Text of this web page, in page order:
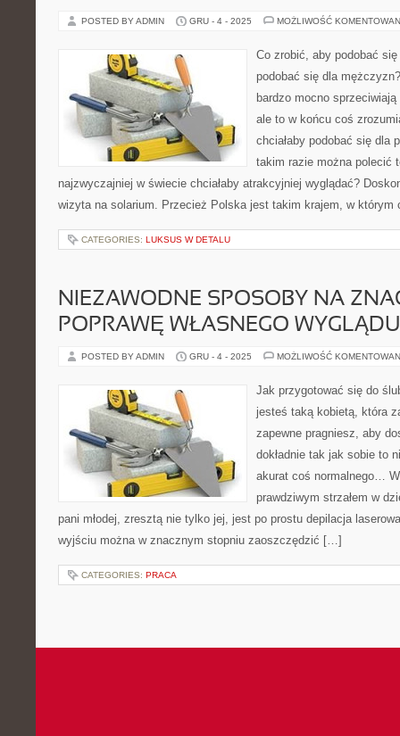
POSTED BY ADMIN GRU - 4 - 2025 MOŻLIWOŚĆ
Co zrobić, aby podobać
podobać się dla
bardzo mocno
ale to w końcu coś
chciałaby podobać się dla
takim razie można polecić
najzwyczajniej w świecie chciałaby atrakcyjniej wyglądać?
wizyta na solarium. Przecież Polska jest takim krajem, w
CATEGORIES: LUKSUS W DETALU
NIEZAWODNE SPOSOBY NA
POPRAWĘ WŁASNEGO WYGLĄDU
POSTED BY ADMIN GRU - 4 - 2025 MOŻLIWOŚĆ
Jak przygotować się do
jesteś taką kobietą, która
zapewne pragniesz, aby
dokładnie tak jak sobie to
akurat coś normalnego…
prawdziwym strzałem w
pani młodej, zresztą nie tylko jej, jest po prostu depilacja
wyjściu można w znacznym stopniu zaoszczędzić […]
CATEGORIES: PRACA